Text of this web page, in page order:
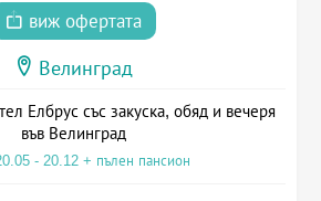
виж офертата
Велинград
Елбрус със закуска, обяд и вечеря
във Велинград
- 20.12 + пълен пансион